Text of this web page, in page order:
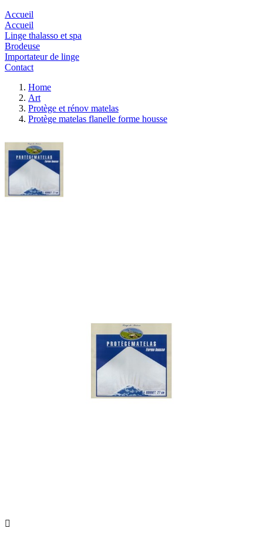
Accueil
Accueil
Linge thalasso et spa
Brodeuse
Importateur de linge
Contact
Home
Art
Protège et rénov matelas
Protège matelas flanelle forme housse
